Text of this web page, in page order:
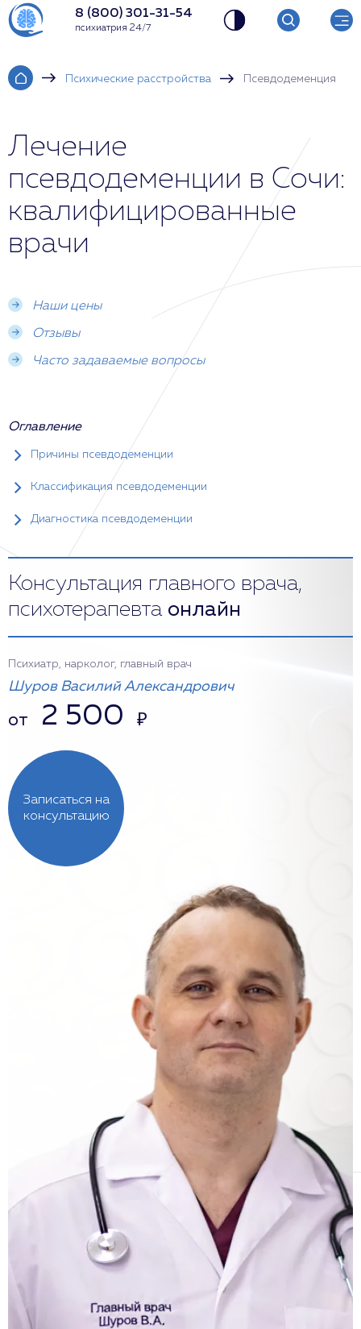
8 (800) 301-31-54
психиатрия 24/7
Психические расстройства Псевдодеменция
Лечение
псевдодеменции в Сочи:
квалифицированные
врачи
Наши цены
Отзывы
Часто задаваемые вопросы
Оглавление
Причины псевдодеменции
Классификация псевдодеменции
Диагностика псевдодеменции
Консультация главного врача,
психотерапевта онлайн
Записаться на
консультацию
Психиатр, нарколог, главный врач
Шуров Василий Александрович
от 2 500 ₽